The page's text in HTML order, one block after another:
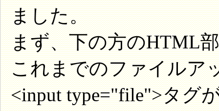
ました。
まず、下の方のHTML
これまでのファイルア
<input type="file">タグ